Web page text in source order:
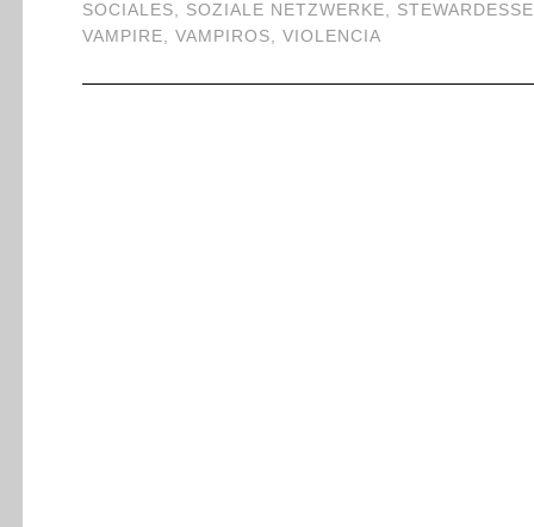
SOCIALES, SOZIALE NETZWERKE,
VAMPIRE, VAMPIROS, VIOLENCIA